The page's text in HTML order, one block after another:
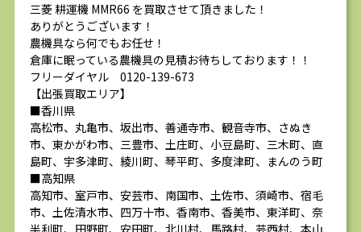
三菱 耕運機 MMR66 を買取させて頂きました！
ありがとうございます！
農機具なら何でもお任せ！
倉庫に眠っている農機具の見積お待ちしております！！
フリーダイヤル 0120-139-673
【出張買取エリア】
■香川県
高松市、丸亀市、坂出市、善通寺市、観音寺市、さぬき
市、東かがわ市、三豊市、土庄町、小豆島町、三木町、直
島町、宇多津町、綾川町、琴平町、多度津町、まんのう町
■高知県
高知市、室戸市、安芸市、南国市、土佐市、須崎市、宿毛
市、土佐清水市、四万十市、香南市、香美市、東洋町、奈